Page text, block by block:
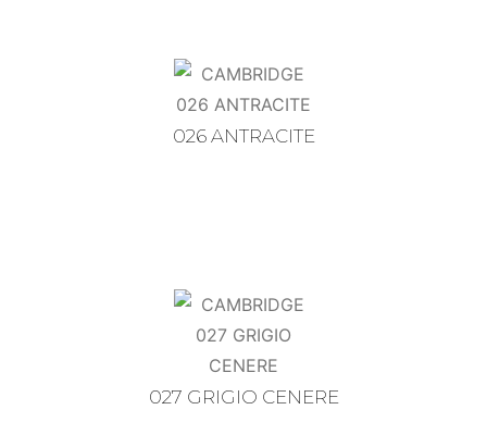
026 ANTRACITE
027 GRIGIO CENERE